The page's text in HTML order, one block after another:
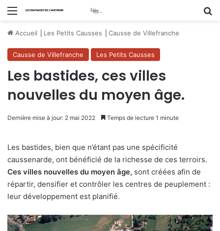
Menu
Accueil Les Petits Causses Causse de Villefranche
Causse de Villefranche Les Petits Causses
Les bastides, ces villes
nouvelles du moyen âge.
Dernière mise à jour: 2 mai 2022 Temps de lecture 1 minute
Les bastides, bien que n’étant pas une spécificité
caussenarde, ont bénéficié de la richesse de ces terroirs.
Ces villes nouvelles du moyen âge, sont créées afin de
répartir, densifier et contrôler les centres de peuplement :
leur développement est planifié.